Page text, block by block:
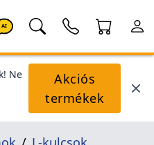
AI
Ne
Akciós
termékek